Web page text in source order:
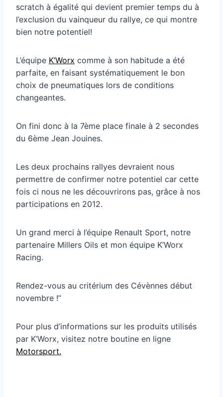
scratch à égalité qui devient premier temps du à
l’exclusion du vainqueur du rallye, ce qui montre
bien notre potentiel!
L’équipe K’Worx comme à son habitude a été
parfaite, en faisant systématiquement le bon
choix de pneumatiques lors de conditions
changeantes.
On fini donc à la 7ème place finale à 2 secondes
du 6ème Jean Jouines.
Les deux prochains rallyes devraient nous
permettre de confirmer notre potentiel car cette
fois ci nous ne les découvrirons pas, grâce à nos
participations en 2012.
Un grand merci à l’équipe Renault Sport, notre
partenaire Millers Oils et mon équipe K’Worx
Racing.
Rendez-vous au critérium des Cévènnes début
novembre !”
Pour plus d’informations sur les produits utilisés
par K’Worx, visitez notre boutine en ligne
Motorsport.